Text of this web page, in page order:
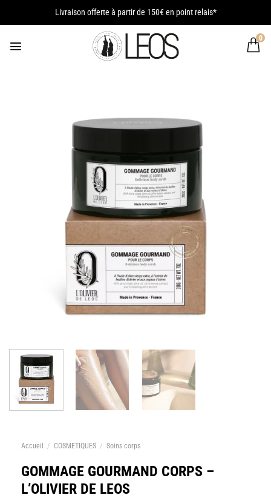
Livraison offerte à partir de 150€ en point relais*
0
Accueil / COSMETIQUES / Soins corps
GOMMAGE GOURMAND CORPS –
L’OLIVIER DE LEOS